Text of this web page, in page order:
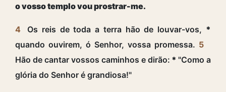
o vosso templo vou prostrar-me.
4 Os reis de toda a terra hão de louvar-vos, *
quando ouvirem, ó Senhor, vossa promessa. 5
Hão de cantar vossos caminhos e dirão: * "Como a
glória do Senhor é grandiosa!"